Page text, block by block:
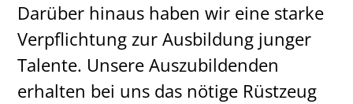
Darüber hinaus haben wir eine starke
Verpflichtung zur Ausbildung junger
Talente. Unsere Auszubildenden
erhalten bei uns das nötige Rüstzeug